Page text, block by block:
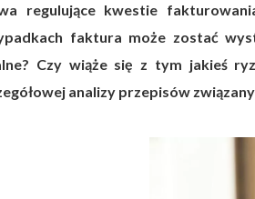
regulujące kwestie
faktura może zostać
Czy wiąże się z tym jakieś
analizy przepisów